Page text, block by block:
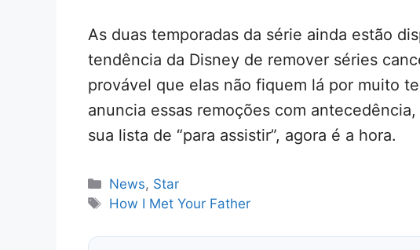
As duas temporadas da série ainda estão
tendência da Disney de remover séries
provável que elas não fiquem lá por muito
anuncia essas remoções com antecedência,
sua lista de “para assistir”, agora é a hora.
Categorias
News, Star
Tags
How I Met Your Father